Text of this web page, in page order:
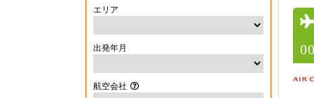
エリア
出発年月
航空会社